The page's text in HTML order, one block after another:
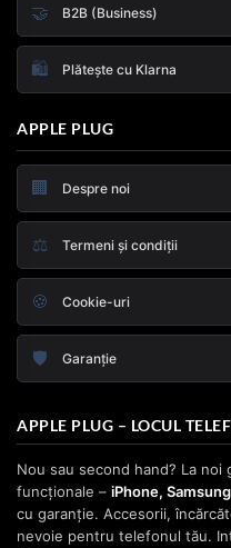
🤝 B2B (Business)
🛍️ Plătește cu Klarna
APPLE PLUG
🏢 Despre noi
⚖️ Termeni și condiții
🍪 Cookie-uri
🛡️ Garanție
APPLE PLUG – LOCUL
Nou sau second hand? La
funcționale – iPhone,
cu garanție. Accesorii,
nevoie pentru telefonul tău.